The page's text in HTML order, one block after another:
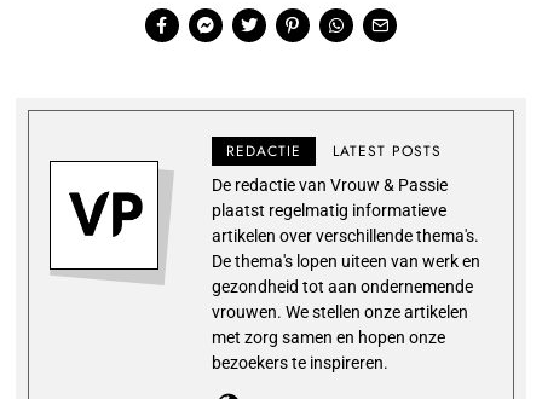
REDACTIE LATEST POSTS
De redactie van Vrouw & Passie
plaatst regelmatig informatieve
artikelen over verschillende thema's.
De thema's lopen uiteen van werk en
gezondheid tot aan ondernemende
vrouwen. We stellen onze artikelen
met zorg samen en hopen onze
bezoekers te inspireren.